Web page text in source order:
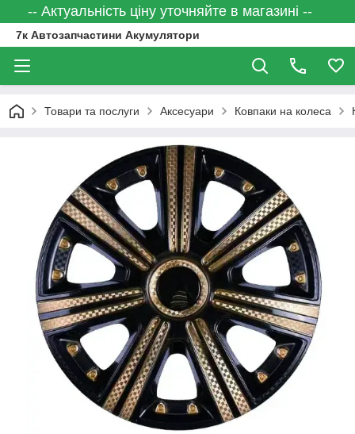
-- Актуальність ціну уточняйте в магазині --
7к Автозапчастини Акумулятори
Товари та послуги Аксесуари Ковпаки на колеса